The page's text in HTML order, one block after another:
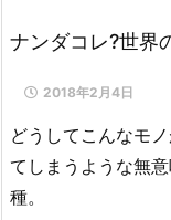
ナンダコレ?世界
2018年2月4日
どうしてこんなモ
てしまうような無
種。